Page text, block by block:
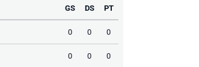
GS DS PT
0 0 0
0 0 0